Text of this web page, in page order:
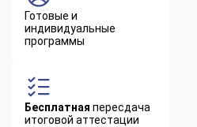
Готовые и
индивидуальные
программы
Бесплатная пересдача
итоговой аттестации